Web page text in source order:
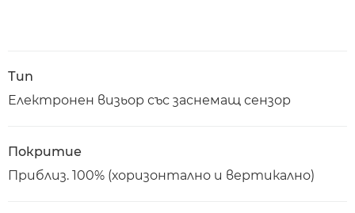
Тип
Електронен визьор със заснемащ сензор
Покритие
Приблиз. 100% (хоризонтално и вертикално)